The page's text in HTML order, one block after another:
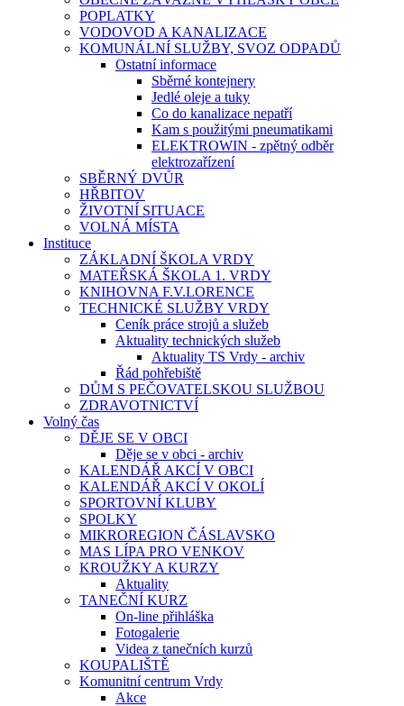
POPLATKY
VODOVOD A KANALIZACE
KOMUNÁLNÍ SLUŽBY, SVOZ ODPADŮ
Ostatní informace
Sběrné kontejnery
Jedlé oleje a tuky
Co do kanalizace nepatří
Kam s použitými pneumatikami
ELEKTROWIN - zpětný odběr
elektrozařízení
SBĚRNÝ DVŮR
HŘBITOV
ŽIVOTNÍ SITUACE
VOLNÁ MÍSTA
Instituce
ZÁKLADNÍ ŠKOLA VRDY
MATEŘSKÁ ŠKOLA 1. VRDY
KNIHOVNA F.V.LORENCE
TECHNICKÉ SLUŽBY VRDY
Ceník práce strojů a služeb
Aktuality technických služeb
Aktuality TS Vrdy - archiv
Řád pohřebiště
DŮM S PEČOVATELSKOU SLUŽBOU
ZDRAVOTNICTVÍ
Volný čas
DĚJE SE V OBCI
Děje se v obci - archiv
KALENDÁŘ AKCÍ V OBCI
KALENDÁŘ AKCÍ V OKOLÍ
SPORTOVNÍ KLUBY
SPOLKY
MIKROREGION ČÁSLAVSKO
MAS LÍPA PRO VENKOV
KROUŽKY A KURZY
Aktuality
TANEČNÍ KURZ
On-line přihláška
Fotogalerie
Videa z tanečních kurzů
KOUPALIŠTĚ
Komunitní centrum Vrdy
Akce